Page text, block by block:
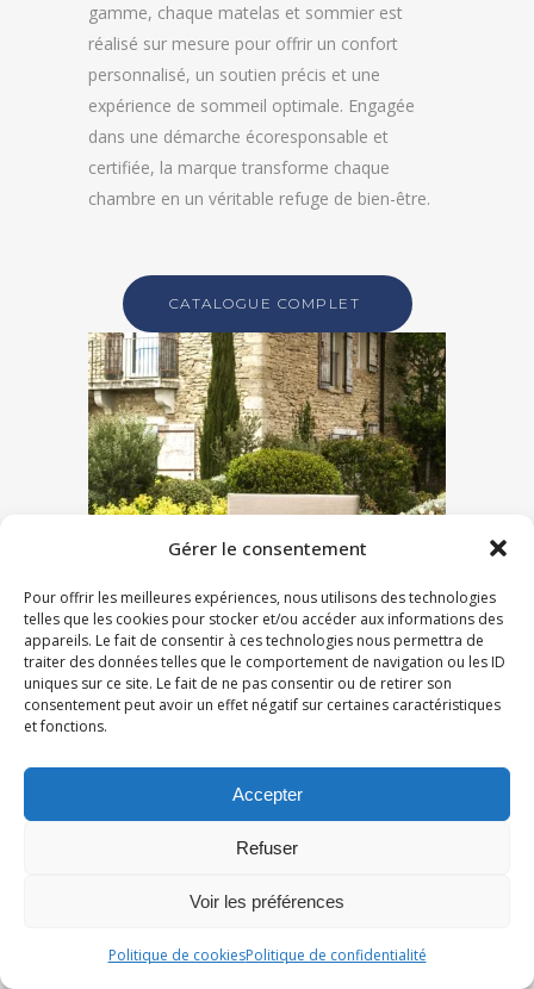
Gérer le consentement
Pour offrir les meilleures expériences, nous utilisons des technologies
telles que les cookies pour stocker et/ou accéder aux informations des
appareils. Le fait de consentir à ces technologies nous permettra de
traiter des données telles que le comportement de navigation ou les ID
uniques sur ce site. Le fait de ne pas consentir ou de retirer son
consentement peut avoir un effet négatif sur certaines caractéristiques
et fonctions.
Accepter
Refuser
Voir les préférences
Politique de cookiesPolitique de confidentialité
gamme, chaque matelas et sommier est
réalisé sur mesure pour offrir un confort
personnalisé, un soutien précis et une
expérience de sommeil optimale. Engagée
dans une démarche écoresponsable et
certifiée, la marque transforme chaque
chambre en un véritable refuge de bien-être.
CATALOGUE COMPLET